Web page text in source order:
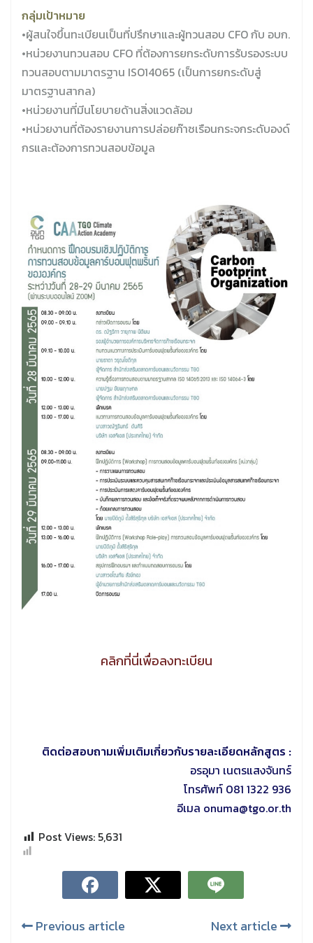
กลุ่มเป้าหมาย
•ผู้สนใจขึ้นทะเบียนเป็นที่ปรึกษาและผู้ทวนสอบ CFO กับ อบก.
•หน่วยงานทวนสอบ CFO ที่ต้องการยกระดับการรับรองระบบ
ทวนสอบตามมาตรฐาน ISO14065 (เป็นการยกระดับสู่
มาตรฐานสากล)
•หน่วยงานที่มีนโยบายด้านสิ่งแวดล้อม
•หน่วยงานที่ต้องรายงานการปล่อยก๊าซเรือนกระจกระดับองด์
กรและต้องการทวนสอบข้อมูล
คลิกที่นี่เพื่อลงทะเบียน
ติดต่อสอบถามเพิ่มเติมเกี่ยวกับรายละเอียดหลักสูตร :
อรอุมา เนตรแสงจันทร์
โทรศัพท์ 081 1322 936
อีเมล onuma@tgo.or.th
Post Views: 5,631
Previous article Next article